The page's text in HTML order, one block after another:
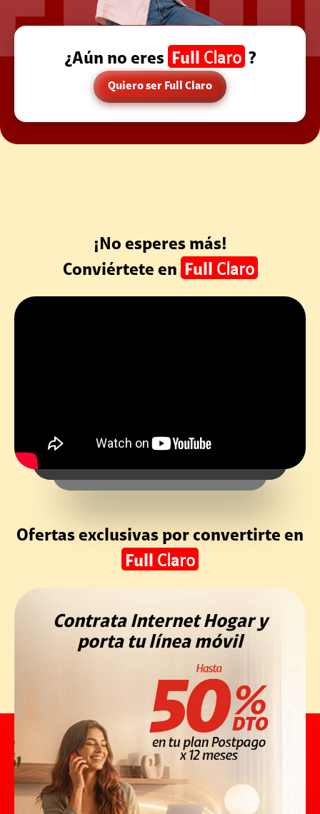
¿Aún no eres Full Claro ?
Quiero ser Full Claro
¡No esperes más!
Conviértete en
Full Claro
Ofertas exclusivas por convertirte en
Full Claro
Contrata Internet Hogar y
porta tu línea móvil